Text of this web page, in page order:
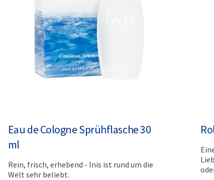
Eau de Cologne Sprühflasche 30
ml
Rein, frisch, erhebend - Inis ist rund um die
Welt sehr beliebt.